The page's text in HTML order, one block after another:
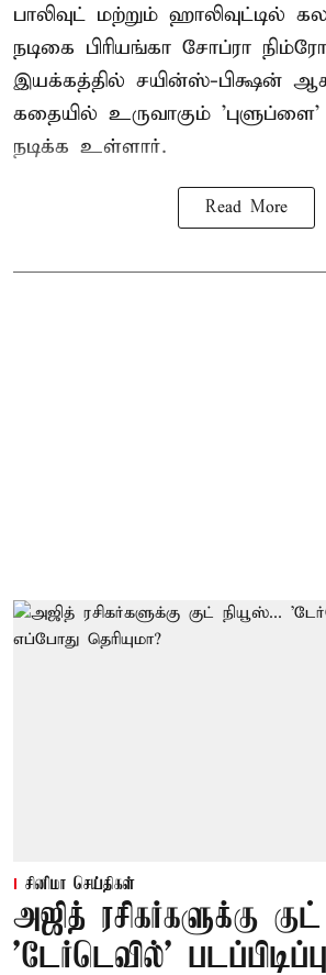
பாலிவுட் மற்றும் ஹாலிவுட்டில்
நடிகை பிரியங்கா சோப்ரா
இயக்கத்தில் சயின்ஸ்-பிக்ஷன்
கதையில் உருவாகும்
நடிக்க உள்ளார்.
Read More
சினிமா செய்திகள்
அஜித் ரசிகர்களுக்கு
'டேர்டெவில்'